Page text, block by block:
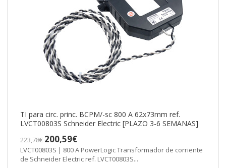
TI para circ. princ. BCPM/-sc 800 A 62x73mm ref.
LVCT00803S Schneider Electric [PLAZO 3-6 SEMANAS]
223,78€ 200,59€
LVCT00803S | 800 A PowerLogic Transformador de corriente
de Schneider Electric ref. LVCT00803S...